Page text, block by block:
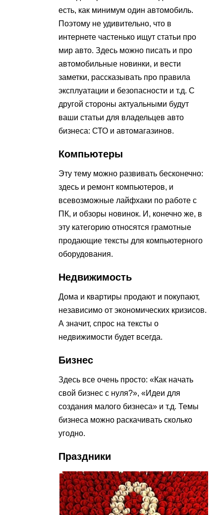
есть, как минимум один автомобиль.
Поэтому не удивительно, что в
интернете частенько ищут статьи про
мир авто. Здесь можно писать и про
автомобильные новинки, и вести
заметки, рассказывать про правила
эксплуатации и безопасности и т.д. С
другой стороны актуальными будут
ваши статьи для владельцев авто
бизнеса: СТО и автомагазинов.
Компьютеры
Эту тему можно развивать бесконечно:
здесь и ремонт компьютеров, и
всевозможные лайфхаки по работе с
ПК, и обзоры новинок. И, конечно же, в
эту категорию относятся грамотные
продающие тексты для компьютерного
оборудования.
Недвижимость
Дома и квартиры продают и покупают,
независимо от экономических кризисов.
А значит, спрос на тексты о
недвижимости будет всегда.
Бизнес
Здесь все очень просто: «Как начать
свой бизнес с нуля?», «Идеи для
создания малого бизнеса» и т.д. Темы
бизнеса можно раскачивать сколько
угодно.
Праздники